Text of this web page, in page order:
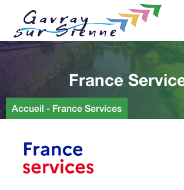
MA COMMUNE
MON QUOTIDIEN
LOISIRS ET TOURISME
Démarches d’urbanisme
France
Accueil - France Services